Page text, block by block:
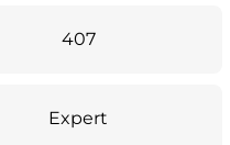
407
Expert